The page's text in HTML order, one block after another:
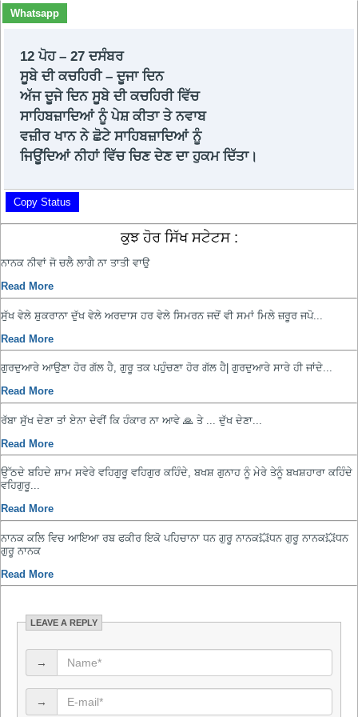
Whatsapp
12 ਪੋਹ – 27 ਦਸੰਬਰ
ਸੂਬੇ ਦੀ ਕਚਹਿਰੀ – ਦੂਜਾ ਦਿਨ
ਅੱਜ ਦੂਜੇ ਦਿਨ ਸੂਬੇ ਦੀ ਕਚਹਿਰੀ ਵਿੱਚ
ਸਾਹਿਬਜ਼ਾਦਿਆਂ ਨੂੰ ਪੇਸ਼ ਕੀਤਾ ਤੇ ਨਵਾਬ
ਵਜ਼ੀਰ ਖਾਨ ਨੇ ਛੋਟੇ ਸਾਹਿਬਜ਼ਾਦਿਆਂ ਨੂੰ
ਜਿਊਂਦਿਆਂ ਨੀਹਾਂ ਵਿੱਚ ਚਿਣ ਦੇਣ ਦਾ ਹੁਕਮ ਦਿੱਤਾ।
Copy Status
ਕੁਝ ਹੋਰ ਸਿੱਖ ਸਟੇਟਸ :
ਨਾਨਕ ਨੀਵਾਂ ਜੋ ਚਲੈ ਲਾਗੈ ਨਾ ਤਾਤੀ ਵਾਉ
Read More
ਸੁੱਖ ਵੇਲੇ ਸ਼ੁਕਰਾਨਾ ਦੁੱਖ ਵੇਲੇ ਅਰਦਾਸ ਹਰ ਵੇਲੇ ਸਿਮਰਨ ਜਦੋਂ ਵੀ ਸਮਾਂ ਮਿਲੇ ਜ਼ਰੂਰ ਜਪੋ...
Read More
ਗੁਰਦੁਆਰੇ ਆਉਣਾ ਹੋਰ ਗੱਲ ਹੈ, ਗੁਰੂ ਤਕ ਪਹੁੰਚਣਾ ਹੋਰ ਗੱਲ ਹੈ| ਗੁਰਦੁਆਰੇ ਸਾਰੇ ਹੀ ਜਾਂਦੇ...
Read More
ਰੱਬਾ ਸੁੱਖ ਦੇਣਾ ਤਾਂ ਏਨਾ ਦੇਵੀਂ ਕਿ ਹੰਕਾਰ ਨਾ ਆਵੇ 🙏 ਤੇ ... ਦੁੱਖ ਦੇਣਾ...
Read More
ਉੱਠਦੇ ਬਹਿਦੇ ਸ਼ਾਮ ਸਵੇਰੇ ਵਹਿਗੁਰੂ ਵਹਿਗੁਰ ਕਹਿੰਦੇ, ਬਖਸ਼ ਗੁਨਾਹ ਨੂੰ ਮੇਰੇ ਤੇਨੂੰ ਬਖਸ਼ਹਾਰਾ ਕਹਿੰਦੇ
ਵਹਿਗੁਰੂ...
Read More
ਨਾਨਕ ਕਲਿ ਵਿਚ ਆਇਆ ਰਬ ਫਕੀਰ ਇਕੋ ਪਹਿਚਾਨਾ ਧਨ ਗੁਰੂ ਨਾਨਕ💥ਧਨ ਗੁਰੂ ਨਾਨਕ💥ਧਨ
ਗੁਰੂ ਨਾਨਕ
Read More
LEAVE A REPLY
→
→